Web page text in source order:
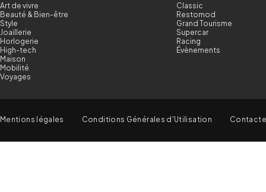
Art de vivre
Beauté & Bien-être
Style
Joaillerie
Horlogerie
High-tech
Maison
Mobilité
Voyages
Classic
Restomod
Grand Tourisme
Supercar
Racing
Évènements
Mentions légales Conditions Générales d'Utilisation